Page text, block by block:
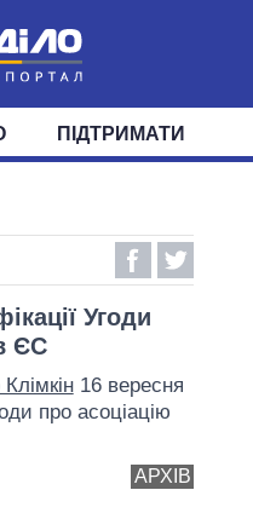
СВІТ
ОКРУГИ
ПІДТРИМАТИ
Угоди
ЄС
16 вересня
про асоціацію
АРХІВ